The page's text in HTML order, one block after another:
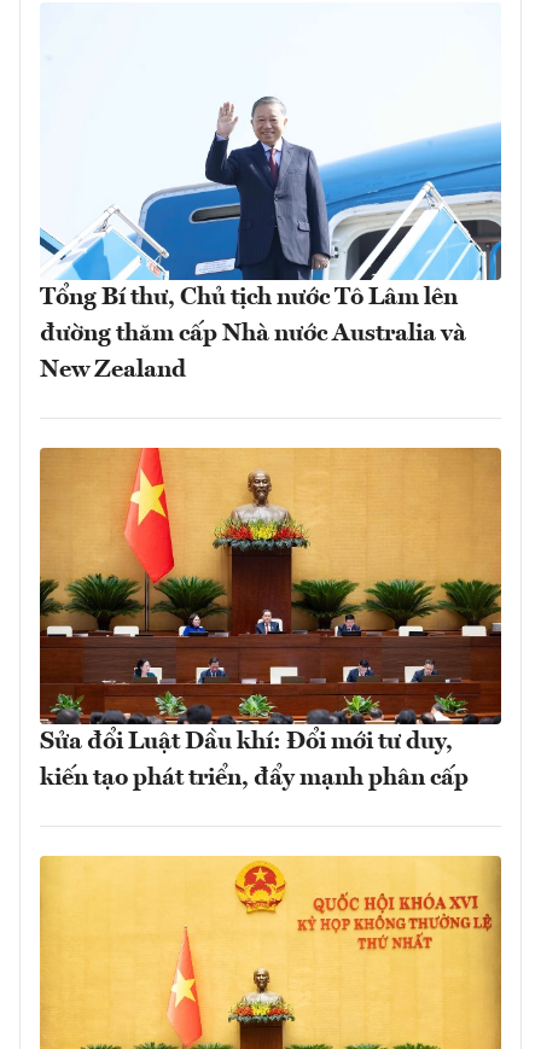
Tổng Bí thư, Chủ tịch nước Tô Lâm lên
đường thăm cấp Nhà nước Australia và
New Zealand
Sửa đổi Luật Dầu khí: Đổi mới tư duy,
kiến tạo phát triển, đẩy mạnh phân cấp